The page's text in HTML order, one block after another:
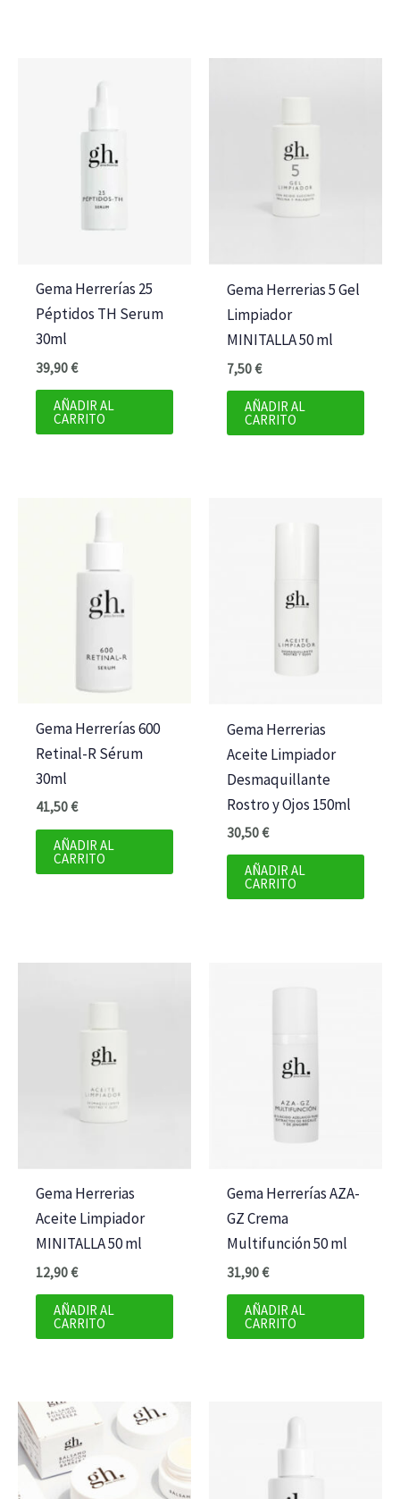
Gema Herrerías 25
Péptidos TH Serum
30ml
39,90€
AÑADIR AL
CARRITO
Gema Herrerias 5 Gel
Limpiador
MINITALLA 50 ml
7,50€
AÑADIR AL
CARRITO
Gema Herrerías 600
Retinal-R Sérum
30ml
41,50€
AÑADIR AL
CARRITO
Gema Herrerias
Aceite Limpiador
Desmaquillante
Rostro y Ojos 150ml
30,50€
AÑADIR AL
CARRITO
Gema Herrerias
Aceite Limpiador
MINITALLA 50 ml
12,90€
AÑADIR AL
CARRITO
Gema Herrerías AZA-
GZ Crema
Multifunción 50 ml
31,90€
AÑADIR AL
CARRITO